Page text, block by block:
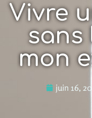
Vivre
sans
mon
juin 16,